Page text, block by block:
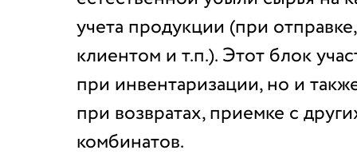
учета продукции (при
клиентом и т.п.). Этот блок
при инвентаризации, но и
при возвратах, приемке с
комбинатов.